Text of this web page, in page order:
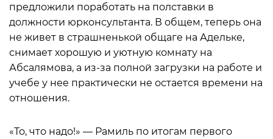
предложили поработать на полставки в
должности юрконсультанта. В общем, теперь она
не живет в страшненькой общаге на Адельке,
снимает хорошую и уютную комнату на
Абсалямова, а из-за полной загрузки на работе и
учебе у нее практически не остается времени на
отношения.
«То, что надо!» — Рамиль по итогам первого